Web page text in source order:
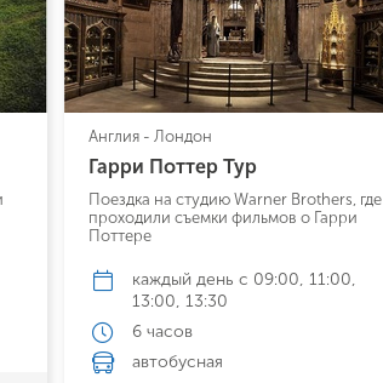
Англия - Лондон
Гарри Поттер Тур
Поездка на студию Warner Brothers, где
проходили съемки фильмов о Гарри
Поттере
каждый день c 09:00, 11:00,
13:00, 13:30
6 часов
автобусная